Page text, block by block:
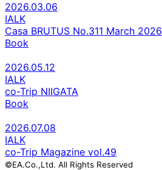
2026.03.06
IALK
Casa BRUTUS No.311 March 2026
Book
2026.05.12
IALK
co-Trip NIIGATA
Book
2026.07.08
IALK
co-Trip Magazine vol.49
©EA.Co.,Ltd. All Rights Reserved